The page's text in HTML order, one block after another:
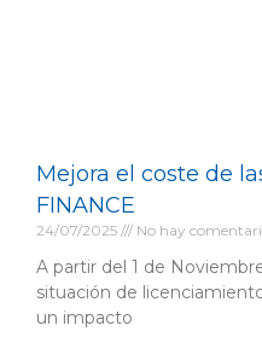
Mejora el coste de
FINANCE
24/07/2025 No hay
A partir del 1 de
situación de
un impacto